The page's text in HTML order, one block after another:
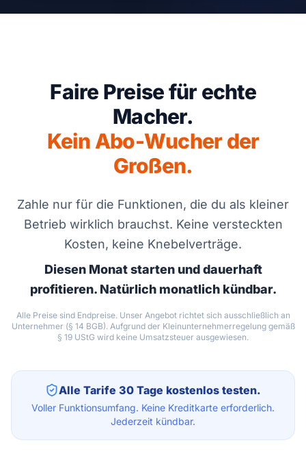
Faire Preise für echte
Macher.
Kein Abo-Wucher der
Großen.
Zahle nur für die Funktionen, die du als kleiner
Betrieb wirklich brauchst. Keine versteckten
Kosten, keine Knebelverträge.
Diesen Monat starten und dauerhaft
profitieren. Natürlich monatlich kündbar.
Alle Preise sind Endpreise. Unser Angebot richtet sich ausschließlich an
Unternehmer (§ 14 BGB). Aufgrund der Kleinunternehmerregelung gemäß
§ 19 UStG wird keine Umsatzsteuer ausgewiesen.
Alle Tarife 30 Tage kostenlos testen.
Voller Funktionsumfang. Keine Kreditkarte erforderlich.
Jederzeit kündbar.